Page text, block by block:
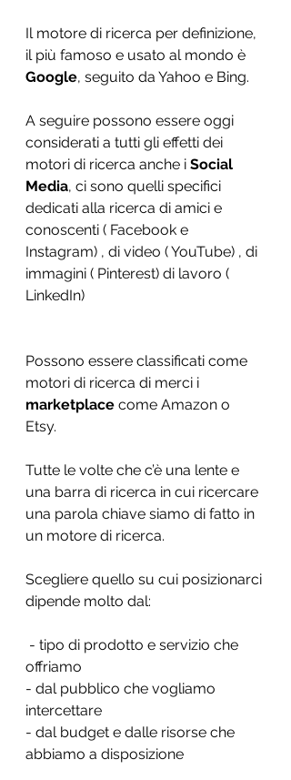
Il motore di ricerca per definizione,
il più famoso e usato al mondo è
Google, seguito da Yahoo e Bing.
A seguire possono essere oggi
considerati a tutti gli effetti dei
motori di ricerca anche i Social
Media, ci sono quelli specifici
dedicati alla ricerca di amici e
conoscenti ( Facebook e
Instagram) , di video ( YouTube) , di
immagini ( Pinterest) di lavoro (
LinkedIn)
Possono essere classificati come
motori di ricerca di merci i
marketplace come Amazon o
Etsy.
Tutte le volte che c’è una lente e
una barra di ricerca in cui ricercare
una parola chiave siamo di fatto in
un motore di ricerca.
Scegliere quello su cui posizionarci
dipende molto dal:
offriamo
- dal pubblico che vogliamo
intercettare
- dal budget e dalle risorse che
abbiamo a disposizione